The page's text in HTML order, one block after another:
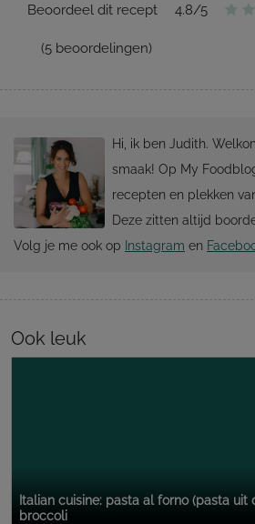
Beoordeel dit recept 4.8/5
(5 beoordelingen)
Hi, ik ben Judith.
smaak! Op My
recepten en plekken
Deze zitten altijd
Volg je me ook op Instagram en
Ook leuk
Italian cuisine: pasta al forno (pasta uit
broccoli